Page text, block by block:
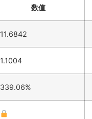
数值
11.6842
1.1004
339.06%